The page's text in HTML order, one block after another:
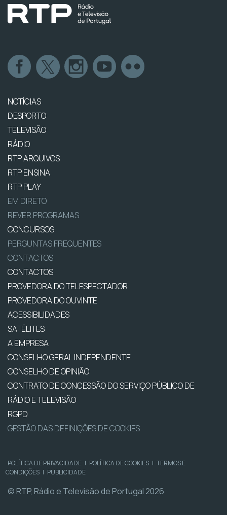
NOTÍCIAS
DESPORTO
TELEVISÃO
RÁDIO
RTP ARQUIVOS
RTP ENSINA
RTP PLAY
EM DIRETO
REVER PROGRAMAS
CONCURSOS
PERGUNTAS FREQUENTES
CONTACTOS
CONTACTOS
PROVEDORA DO TELESPECTADOR
PROVEDORA DO OUVINTE
ACESSIBILIDADES
SATÉLITES
A EMPRESA
CONSELHO GERAL INDEPENDENTE
CONSELHO DE OPINIÃO
CONTRATO DE CONCESSÃO DO SERVIÇO PÚBLICO DE
RÁDIO E TELEVISÃO
RGPD
GESTÃO DAS DEFINIÇÕES DE COOKIES
POLÍTICA DE PRIVACIDADE | POLÍTICA DE COOKIES | TERMOS E
CONDIÇÕES | PUBLICIDADE
© RTP, Rádio e Televisão de Portugal 2026